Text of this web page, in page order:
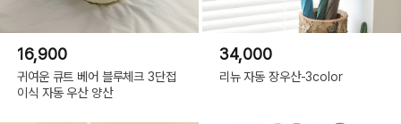
16,900
귀여운 큐트 베어 블루체크 3단접
이식 자동 우산 양산
34,000
리뉴 자동 장우산-3color